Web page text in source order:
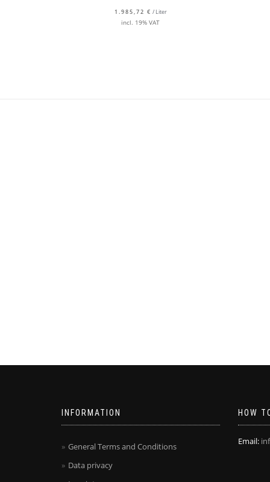
1.985,72 € / Liter
incl. 19% VAT
INFORMATION
General Terms and Conditions
Data privacy
HOW
Email: